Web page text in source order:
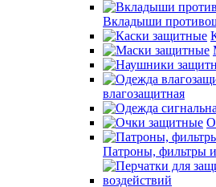
Вкладыши
влагозащитная
Патроны, фильтры